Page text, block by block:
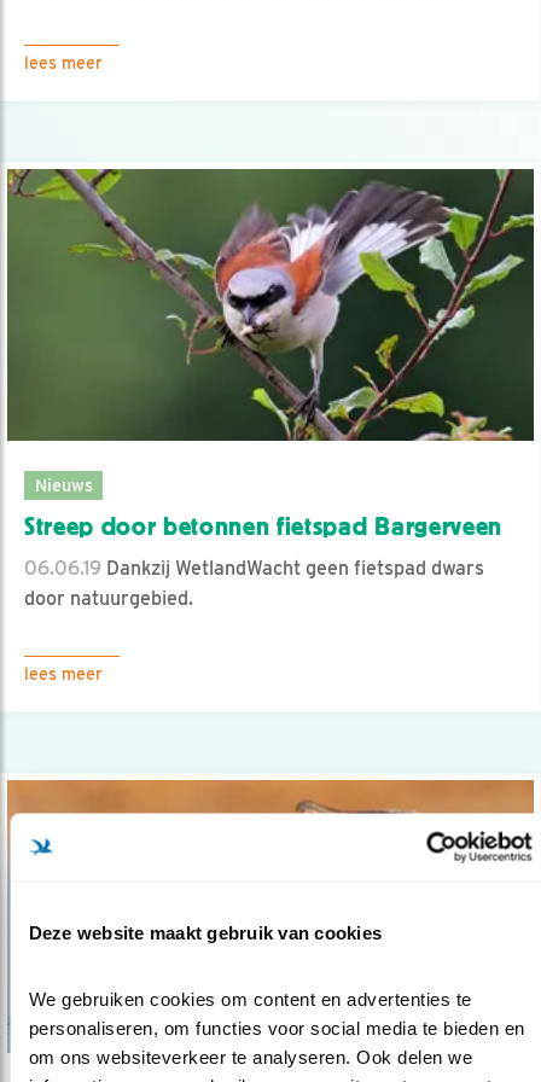
Deze website maakt gebruik van cookies
We gebruiken cookies om content en advertenties te
personaliseren, om functies voor social media te bieden en
om ons websiteverkeer te analyseren. Ook delen we
lees meer
Nieuws
Streep door betonnen fietspad Bargerveen
06.06.19 Dankzij WetlandWacht geen fietspad dwars
door natuurgebied.
lees meer